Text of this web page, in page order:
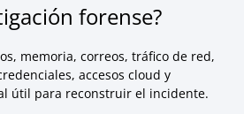
forense?
memoria, correos, tráfico de red,
accesos cloud y
útil para reconstruir el incidente.